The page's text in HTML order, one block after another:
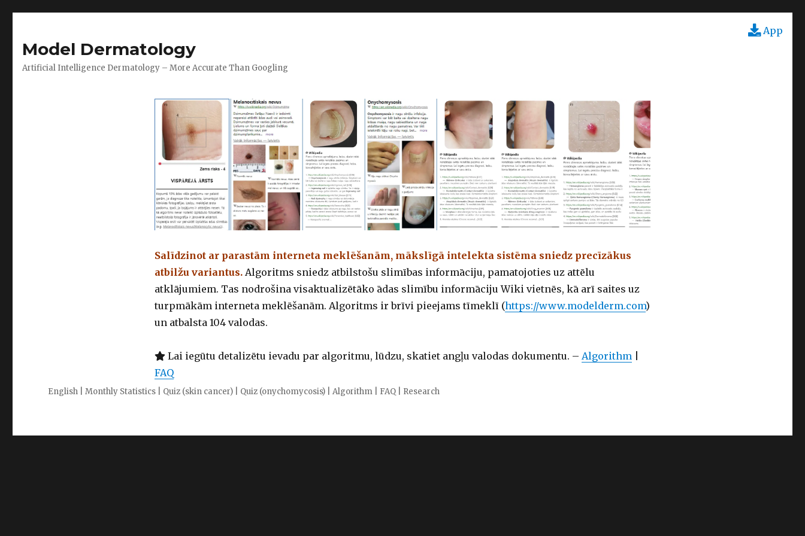
Model Dermatology
Artificial Intelligence Dermatology – More Accurate Than Googling
App
Salīdzinot ar parastām interneta meklēšanām, mākslīgā intelekta sistēma sniedz precīzākus
atbilžu variantus.Algoritms sniedz atbilstošu slimības informāciju, pamatojoties uz attēlu
atklājumiem. Tas nodrošina visaktualizētāko ādas slimību informāciju Wiki vietnēs, kā arī saites uz
turpmākām interneta meklēšanām. Algoritms ir brīvi pieejams tīmeklī (https://www.modelderm.com)
un atbalsta 104 valodas.
Lai iegūtu detalizētu ievadu par algoritmu, lūdzu, skatiet angļu valodas dokumentu. – Algorithm|
FAQ
English |Monthly Statistics Quiz (skin cancer) Quiz (onychomycosis) |Algorithm FAQ Research